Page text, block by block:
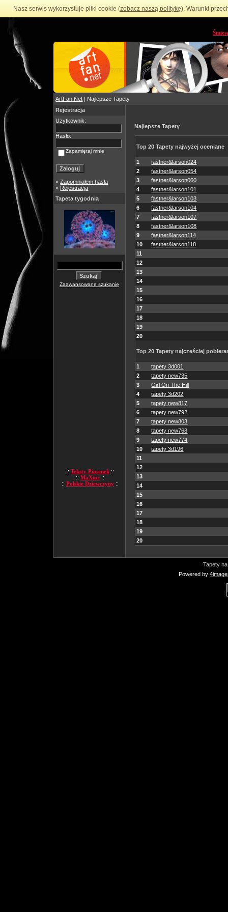
Nasz serwis wykorzystuje pliki cookie (zobacz naszą politykę). Warunki
ArtFan.Net | Najlepsze Tapety
Rejestracja
Użytkownik:
Hasło:
Zapamiętaj mnie
»Zapomniałem hasła
» Rejestracja
Tapeta tygodnia
Zaawansowane szukanie
:: Teksty Piosenek ::
:: MaXior ::
:: Polskie Dziewczyny ::
Najlepsze Tapety
Top 20 Tapety najwyżej oceniane
1
fastner&larson024
2
fastner&larson054
3
fastner&larson060
4
fastner&larson101
5
fastner&larson103
6
fastner&larson104
7
fastner&larson107
8
fastner&larson108
9
fastner&larson114
10
fastner&larson118
11
12
13
14
15
16
17
18
19
20
Top 20 Tapety najcześciej
1
tapety 3d001
2
tapety new735
3
Girl On The Hill
4
tapety 3d202
5
tapety new817
6
tapety new792
7
tapety new803
8
tapety new768
9
tapety new774
10
tapety 3d196
11
12
13
14
15
16
17
18
19
20
Tapety
Powered by